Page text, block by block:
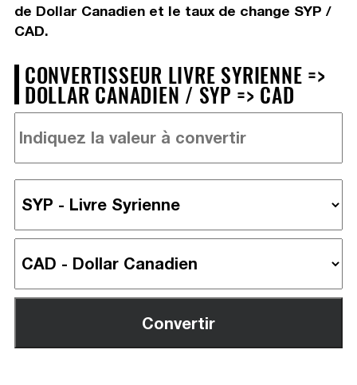
de Dollar Canadien et le taux de change SYP /
CAD.
CONVERTISSEUR LIVRE SYRIENNE =>
DOLLAR CANADIEN / SYP => CAD